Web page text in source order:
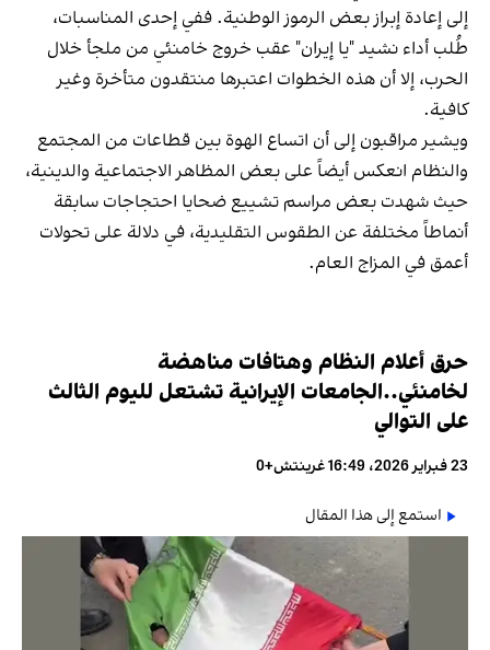
إلى إعادة إبراز بعض الرموز الوطنية. ففي إحدى المناسبات،
طُلب أداء نشيد "يا إيران" عقب خروج خامنئي من ملجأ خلال
الحرب، إلا أن هذه الخطوات اعتبرها منتقدون متأخرة وغير
كافية.
ويشير مراقبون إلى أن اتساع الهوة بين قطاعات من المجتمع
والنظام انعكس أيضاً على بعض المظاهر الاجتماعية والدينية،
حيث شهدت بعض مراسم تشييع ضحايا احتجاجات سابقة
أنماطاً مختلفة عن الطقوس التقليدية، في دلالة على تحولات
أعمق في المزاج العام.
حرق أعلام النظام وهتافات مناهضة
لخامنئي..الجامعات الإيرانية تشتعل لليوم الثالث
على التوالي
23 فبراير 2026، 16:49 غرينتش+0
استمع إلى هذا المقال